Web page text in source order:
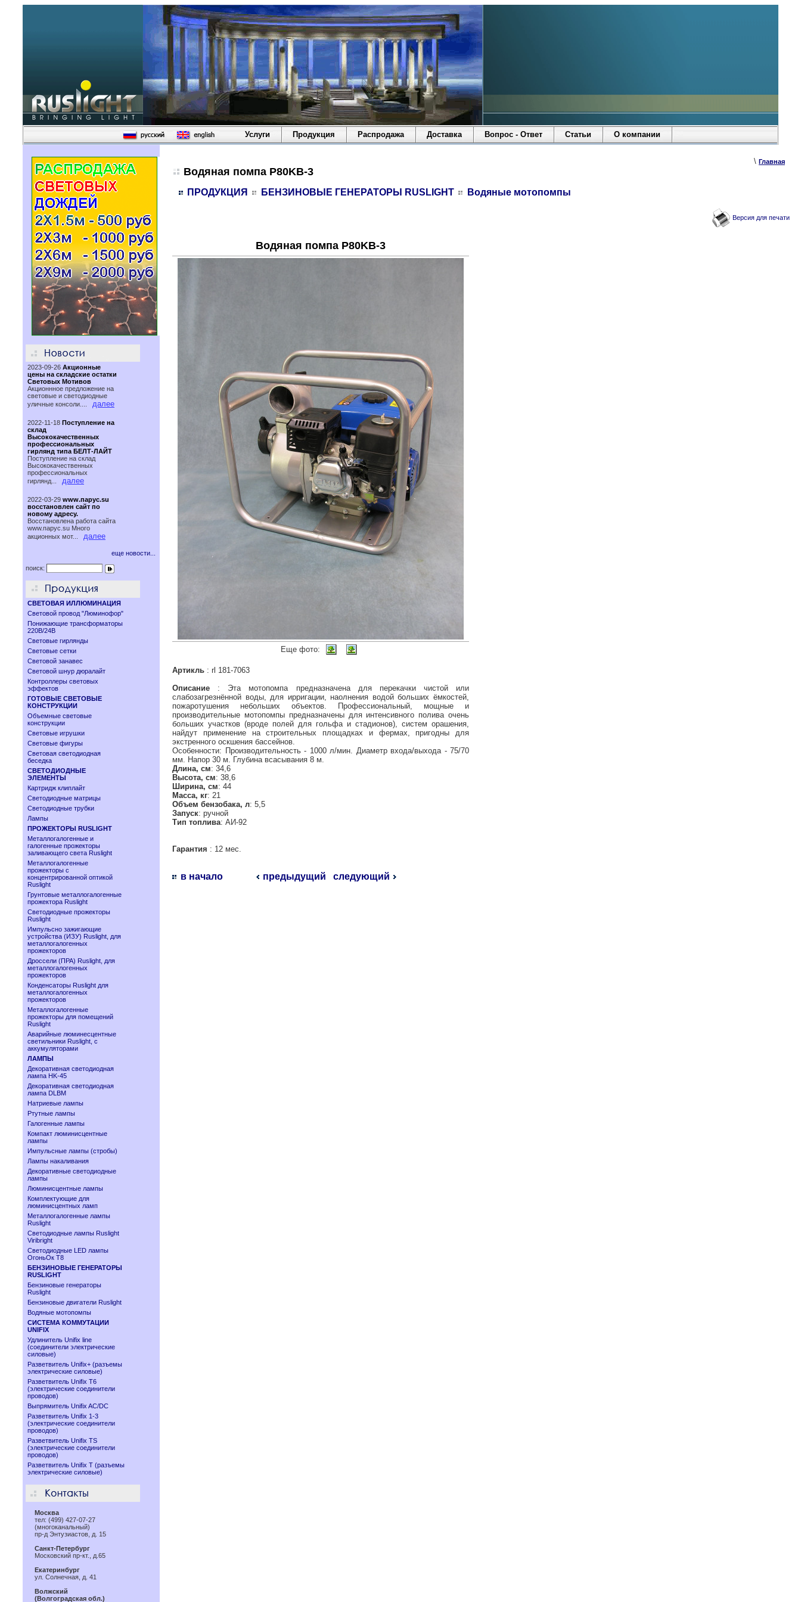
Услуги Продукция Распродажа Доставка Вопрос - Ответ Статьи О компании
2023-09-26 Акционные
цены на складские остатки
Световых Мотивов
Акционнное предложение на
световые и светодиодные
уличные консоли....
далее
2022-11-18 Поступление на
склад
Высококачественных
профессиональных
гирлянд типа БЕЛТ-ЛАЙТ
Поступление на склад
Высококачественных
профессиональных
гирлянд...
далее
2022-03-29 www.парус.su
восстановлен сайт по
новому адресу.
Восстановлена работа сайта
www.паруc.su Много
акционных мот...
далее
еще новости...
поиск:
СВЕТОВАЯ ИЛЛЮМИНАЦИЯ
Световой провод "Люминофор"
Понижающие трансформаторы
220В/24В
Световые гирлянды
Световые сетки
Световой занавес
Световой шнур дюралайт
Контроллеры световых
эффектов
ГОТОВЫЕ СВЕТОВЫЕ
КОНСТРУКЦИИ
Объемные световые
конструкции
Световые игрушки
Световые фигуры
Световая светодиодная
беседка
СВЕТОДИОДНЫЕ
ЭЛЕМЕНТЫ
Картридж клиплайт
Светодиодные матрицы
Светодиодные трубки
Лампы
ПРОЖЕКТОРЫ RUSLIGHT
Металлогалогенные и
галогенные прожекторы
заливающего света Ruslight
Металлогалогенные
прожекторы с
концентрированной оптикой
Ruslight
Грунтовые металлогалогенные
прожектора Ruslight
Светодиодные прожекторы
Ruslight
Импульсно зажигающие
устройства (ИЗУ) Ruslight, для
металлогалогенных
прожекторов
Дроссели (ПРА) Ruslight, для
металлогалогенных
прожекторов
Конденсаторы Ruslight для
металлогалогенных
прожекторов
Металлогалогенные
прожекторы для помещений
Ruslight
Аварийные люминесцентные
светильники Ruslight, с
аккумуляторами
ЛАМПЫ
Декоративная светодиодная
лампа HK-45
Декоративная светодиодная
лампа DLBM
Натриевые лампы
Ртутные лампы
Галогенные лампы
Компакт люминисцентные
лампы
Импульсные лампы (стробы)
Лампы накаливания
Декоративные светодиодные
лампы
Люминисцентные лампы
Комплектующие для
люминисцентных ламп
Металлогалогенные лампы
Ruslight
Светодиодные лампы Ruslight
Viribright
Cветодиодные LED лампы
ОгоньОк Т8
БЕНЗИНОВЫЕ ГЕНЕРАТОРЫ
RUSLIGHT
Бензиновые генераторы
Ruslight
Бензиновые двигатели Ruslight
Водяные мотопомпы
СИСТЕМА КОММУТАЦИИ
UNIFIX
Удлинитель Unifix line
(соединители электрические
силовые)
Разветвитель Unifix+ (разъемы
электрические силовые)
Разветвитель Unifix T6
(электрические соединители
проводов)
Выпрямитель Unifix AC/DC
Разветвитель Unifix 1-3
(электрические соединители
проводов)
Разветвитель Unifix TS
(электрические соединители
проводов)
Разветвитель Unifix T (разъемы
электрические силовые)
Москва
тел: (499) 427-07-27
(многоканальный)
пр-д Энтузиастов, д. 15
Санкт-Петербург
Московский пр-кт., д.65
Екатеринбург
ул. Солнечная, д. 41
Волжский
(Волгоградская обл.)
\ Главная
Водяная помпа P80KB-3
ПРОДУКЦИЯ БЕНЗИНОВЫЕ ГЕНЕРАТОРЫ RUSLIGHT Водяные мотопомпы
Версия для печати
Водяная помпа P80KB-3
Еще фото:
Артикль : rl 181-7063
Описание : Эта мотопомпа предназначена для перекачки чистой или
слабозагрезнённой воды, для ирригации, наолнения водой больших ёмкостей,
пожаротушения небольших объектов. Профессиональный, мощные и
производительные мотопомпы предназначены для интенсивного полива очень
больших участков (вроде полей для гольфа и стадионов), систем орашения,
найдут применение на строительных площадках и фермах, пригодны для
экстренного оскшения бассейнов.
Особенности: Производительность - 1000 л/мин. Диаметр входа/выхода - 75/70
мм. Напор 30 м. Глубина всасывания 8 м.
Длина, см: 34,6
Высота, см: 38,6
Ширина, см: 44
Масса, кг: 21
Объем бензобака, л: 5,5
Запуск: ручной
Тип топлива: АИ-92
Гарантия : 12 мес.
в начало предыдущий следующий